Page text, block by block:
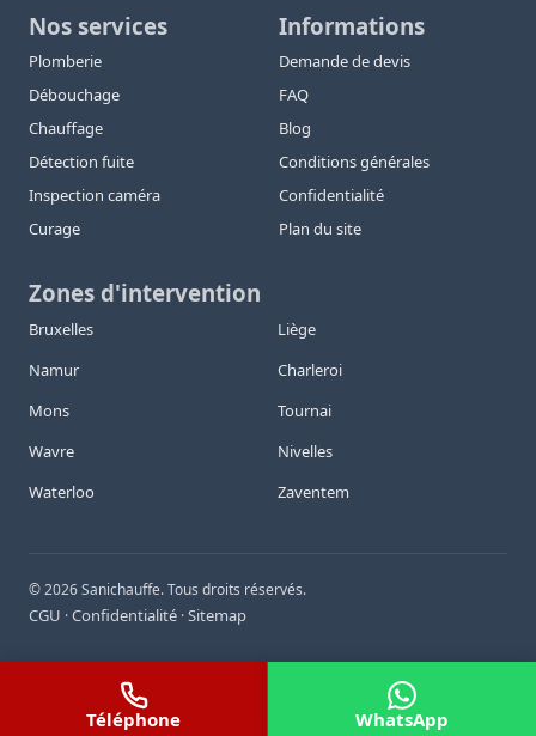
Nos services
Plomberie
Débouchage
Chauffage
Détection fuite
Inspection caméra
Curage
Informations
Demande de devis
FAQ
Blog
Conditions générales
Confidentialité
Plan du site
Zones d'intervention
Bruxelles
Liège
Namur
Charleroi
Mons
Tournai
Wavre
Nivelles
Waterloo
Zaventem
©2026Sanichauffe. Tous droits réservés.
CGU ·Confidentialité ·Sitemap